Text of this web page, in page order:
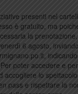
presenti nel
è gratuito, ma
la
6 agosto,
poter accedere e
accogliere lo
pass e rispettare la